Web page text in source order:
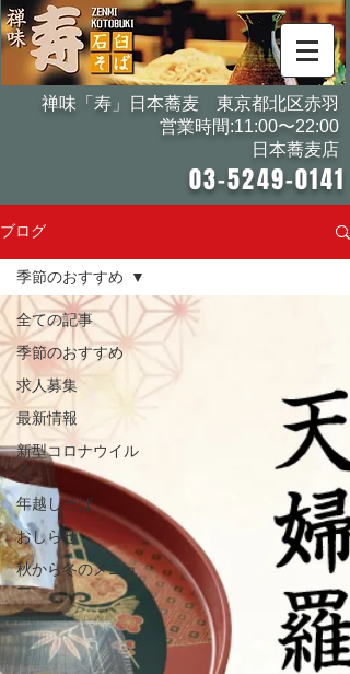
禅味「寿」日本蕎麦 東京都北区赤羽
営業時間:11:00〜22:00
日本蕎麦店
03-5249-0141
ブログ
全ての記事
季節のおすすめ
求人募集
最新情報
新型コロナウイル
ス
年越しそば
おしらせ
秋から冬のメニュ
ー
季節のおすすめ